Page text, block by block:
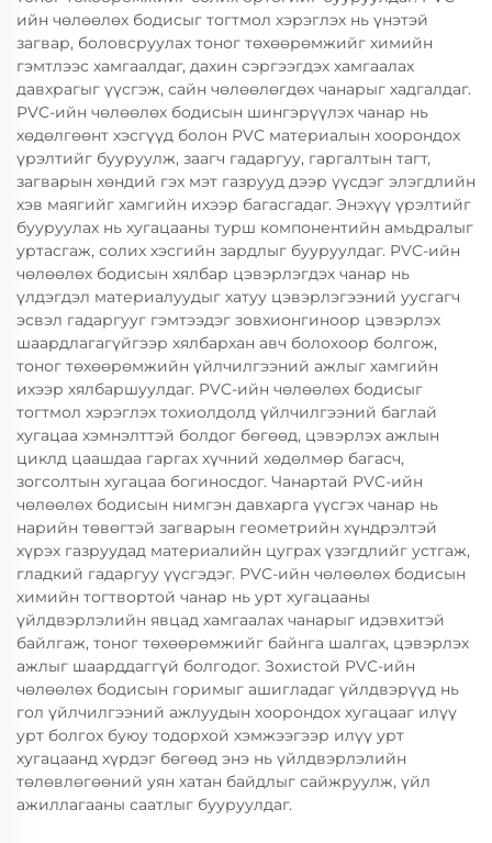
ийн чөлөөлөх бодисыг тогтмол хэрэглэх нь үнэтэй
загвар, боловсруулах тоног төхөөрөмжийг химийн
гэмтлээс хамгаалдаг, дахин сэргээгдэх хамгаалах
давхрагыг үүсгэж, сайн чөлөөлөгдөх чанарыг хадгалдаг.
PVC-ийн чөлөөлөх бодисын шингэрүүлэх чанар нь
хөдөлгөөнт хэсгүүд болон PVC материалын хоорондох
үрэлтийг бууруулж, заагч гадаргуу, гаргалтын тагт,
загварын хөндий гэх мэт газрууд дээр үүсдэг элэгдлийн
хэв маягийг хамгийн ихээр багасгадаг. Энэхүү үрэлтийг
бууруулах нь хугацааны турш компонентийн амьдралыг
уртасгаж, солих хэсгийн зардлыг бууруулдаг. PVC-ийн
чөлөөлөх бодисын хялбар цэвэрлэгдэх чанар нь
үлдэгдэл материалуудыг хатуу цэвэрлэгээний уусгагч
эсвэл гадаргууг гэмтээдэг зовхионгиноор цэвэрлэх
шаардлагагүйгээр хялбархан авч болохоор болгож,
тоног төхөөрөмжийн үйлчилгээний ажлыг хамгийн
ихээр хялбаршуулдаг. PVC-ийн чөлөөлөх бодисыг
тогтмол хэрэглэх тохиолдолд үйлчилгээний баглай
хугацаа хэмнэлттэй болдог бөгөөд, цэвэрлэх ажлын
циклд цаашдаа гаргах хүчний хөдөлмөр багасч,
зогсолтын хугацаа богиносдог. Чанартай PVC-ийн
чөлөөлөх бодисын нимгэн давхарга үүсгэх чанар нь
нарийн төвөгтэй загварын геометрийн хүндрэлтэй
хүрэх газруудад материалийн цуграх үзэгдлийг устгаж,
гладкий гадаргуу үүсгэдэг. PVC-ийн чөлөөлөх бодисын
химийн тогтвортой чанар нь урт хугацааны
үйлдвэрлэлийн явцад хамгаалах чанарыг идэвхитэй
байлгаж, тоног төхөөрөмжийг байнга шалгах, цэвэрлэх
ажлыг шаарддаггүй болгодог. Зохистой PVC-ийн
чөлөөлөх бодисын горимыг ашигладаг үйлдвэрүүд нь
гол үйлчилгээний ажлуудын хоорондох хугацааг илүү
урт болгох буюу тодорхой хэмжээгээр илүү урт
хугацаанд хүрдэг бөгөөд энэ нь үйлдвэрлэлийн
төлөвлөгөөний уян хатан байдлыг сайжруулж, үйл
ажиллагааны саатлыг бууруулдаг.